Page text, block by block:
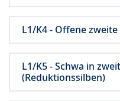
L1/K4 - Offene
L1/K5 - Schwa in
(Reduktionssilben)